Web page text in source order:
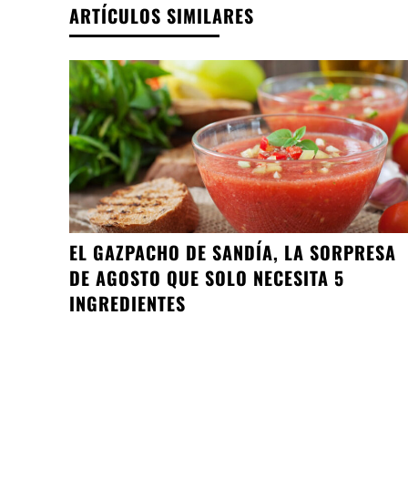
ARTÍCULOS SIMILARES
EL GAZPACHO DE SANDÍA, LA SORPRESA
DE AGOSTO QUE SOLO NECESITA 5
INGREDIENTES